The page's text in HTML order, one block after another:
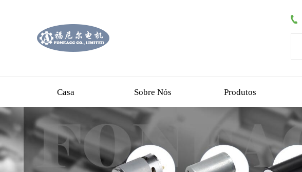
Casa Sobre Nós Produtos